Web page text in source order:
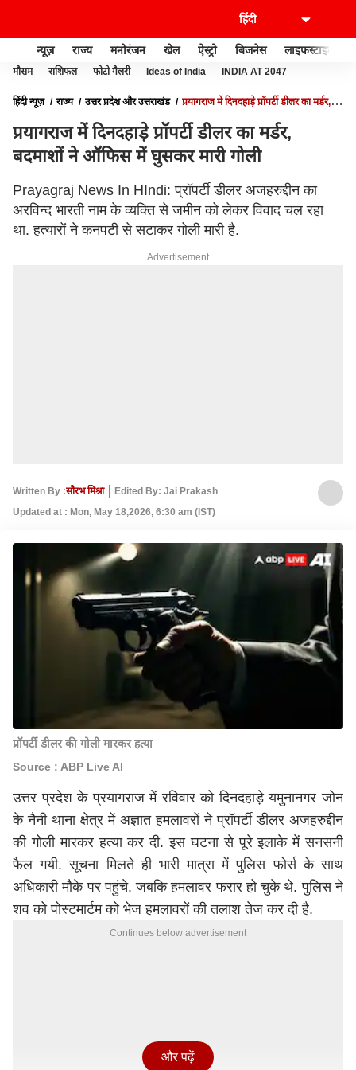
न्यूज़ राज्य मनोरंजन खेल ऐस्ट्रो बिजनेस लाइफस्टाइल
मौसम राशिफल फोटो गैलरी Ideas of India INDIA AT 2047
हिंदी न्यूज़ राज्य उत्तर प्रदेश और उत्तराखंड
प्रयागराज में दिनदहाड़े प्रॉपर्टी डीलर का मर्डर,
प्रयागराज में दिनदहाड़े प्रॉपर्टी डीलर का मर्डर,
बदमाशों ने ऑफिस में घुसकर मारी गोली
Prayagraj News In HIndi: प्रॉपर्टी डीलर अजहरुद्दीन का
अरविन्द भारती नाम के व्यक्ति से जमीन को लेकर विवाद चल रहा
था. हत्यारों ने कनपटी से सटाकर गोली मारी है.
Advertisement
Written By :सौरभ मिश्रा
Edited By: Jai Prakash
Updated at : Mon, May 18,2026, 6:30 am (IST)
प्रॉपर्टी डीलर की गोली मारकर हत्या
Source : ABP Live AI
उत्तर प्रदेश के प्रयागराज में रविवार को दिनदहाड़े यमुनानगर जोन
के नैनी थाना क्षेत्र में अज्ञात हमलावरों ने प्रॉपर्टी डीलर अजहरुद्दीन
की गोली मारकर हत्या कर दी. इस घटना से पूरे इलाके में सनसनी
फैल गयी. सूचना मिलते ही भारी मात्रा में पुलिस फोर्स के साथ
अधिकारी मौके पर पहुंचे. जबकि हमलावर फरार हो चुके थे. पुलिस ने
शव को पोस्टमार्टम को भेज हमलावरों की तलाश तेज कर दी है.
Continues below advertisement
और पढ़ें